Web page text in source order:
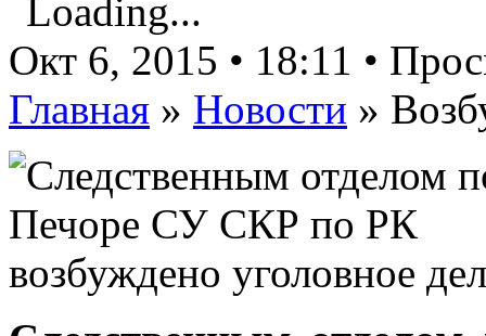
Loading...
Окт 6, 2015 • 18:11 •
Главная » Новости »